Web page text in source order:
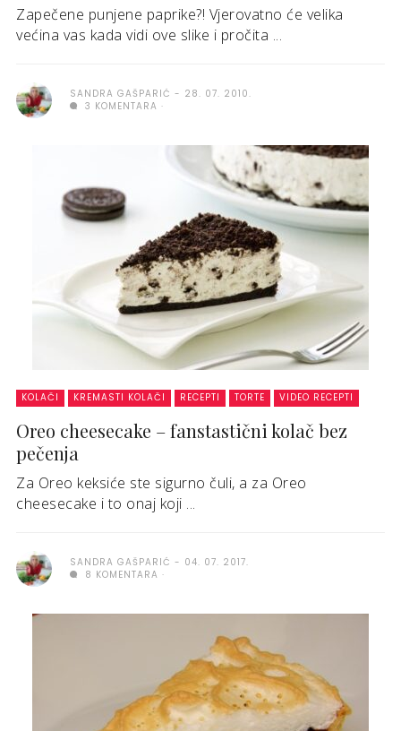
Zapečene punjene paprike?! Vjerovatno će velika
većina vas kada vidi ove slike i pročita ...
SANDRA GAŠPARIĆ
28. 07. 2010.
3 KOMENTARA
KOLAČI KREMASTI KOLAČI RECEPTI TORTE VIDEO RECEPTI
Oreo cheesecake – fanstastični kolač bez
pečenja
Za Oreo keksiće ste sigurno čuli, a za Oreo
cheesecake i to onaj koji ...
SANDRA GAŠPARIĆ
04. 07. 2017.
8 KOMENTARA